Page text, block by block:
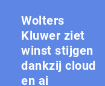
Wolters
Kluwer ziet
winst stijgen
dankzij cloud
en ai